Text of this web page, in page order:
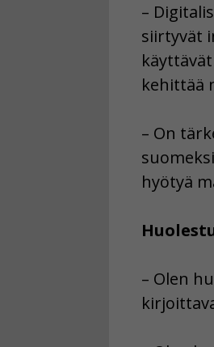
–
siirtyvät
kehittää
– On
hyötyä
– Olen